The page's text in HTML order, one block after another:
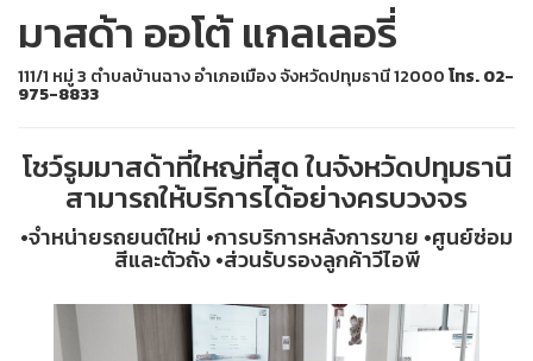
มาสด้า ออโต้ แกลเลอรี่
111/1 หมู่ 3 ตำบลบ้านฉาง อำเภอเมือง จังหวัดปทุมธานี 12000โทร. 02-
975-8833
โชว์รูมมาสด้าที่ใหญ่ที่สุด ในจังหวัดปทุมธานี
สามารถให้บริการได้อย่างครบวงจร
•จำหน่ายรถยนต์ใหม่ •การบริการหลังการขาย •ศูนย์ซ่อม
สีและตัวถัง •ส่วนรับรองลูกค้าวีไอพี